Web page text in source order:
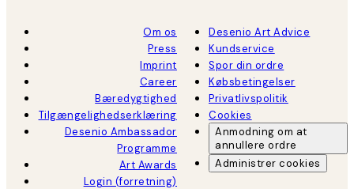
Om os
Press
Imprint
Career
Bæredygtighed
Tilgængelighedserklæring
Desenio Ambassador
Programme
Art Awards
Login (forretning)
Desenio Art Advice
Kundservice
Spor din ordre
Købsbetingelser
Privatlivspolitik
Cookies
Anmodning om at
annullere ordre
Administrer cookies